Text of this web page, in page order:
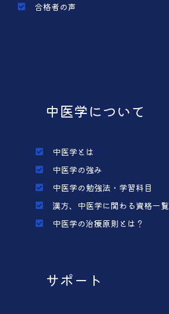
合格者の声
中医学について
中医学とは
中医学の強み
中医学の勉強法・学習科目
漢方、中医学に関わる資格一覧
中医学の治療原則とは？
サポート